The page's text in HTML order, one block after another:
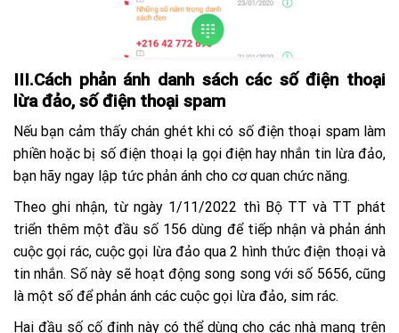
III.Cách phản ánh danh sách các số điện thoại
lừa đảo, số điện thoại spam
Nếu bạn cảm thấy chán ghét khi có số điện thoại spam làm
phiền hoặc bị số điện thoại lạ gọi điện hay nhắn tin lừa đảo,
bạn hãy ngay lập tức phản ánh cho cơ quan chức năng.
Theo ghi nhận, từ ngày 1/11/2022 thì Bộ TT và TT phát
triển thêm một đầu số 156 dùng để tiếp nhận và phản ánh
cuộc gọi rác, cuộc gọi lừa đảo qua 2 hình thức điện thoại và
tin nhắn. Số này sẽ hoạt động song song với số 5656, cũng
là một số để phản ánh các cuộc gọi lừa đảo, sim rác.
Hai đầu số cố định này có thể dùng cho các nhà mạng trên